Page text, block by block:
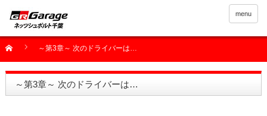
menu
～第3章～ 次のドライバーは…
～第3章～ 次のドライバーは…